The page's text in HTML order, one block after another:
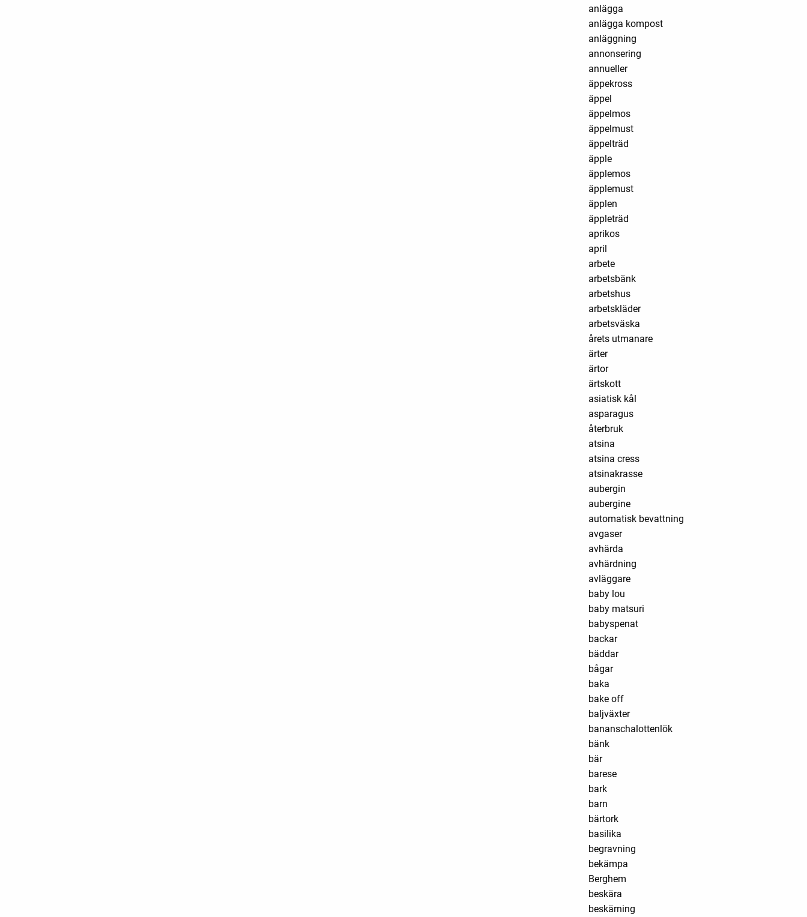
anlägga
anlägga kompost
anläggning
annonsering
annueller
äppekross
äppel
äppelmos
äppelmust
äppelträd
äpple
äpplemos
äpplemust
äpplen
äppleträd
aprikos
april
arbete
arbetsbänk
arbetshus
arbetskläder
arbetsväska
årets utmanare
ärter
ärtor
ärtskott
asiatisk kål
asparagus
återbruk
atsina
atsina cress
atsinakrasse
aubergin
aubergine
automatisk bevattning
avgaser
avhärda
avhärdning
avläggare
baby lou
baby matsuri
babyspenat
backar
bäddar
bågar
baka
bake off
baljväxter
bananschalottenlök
bänk
bär
barese
bark
barn
bärtork
basilika
begravning
bekämpa
Berghem
beskära
beskärning